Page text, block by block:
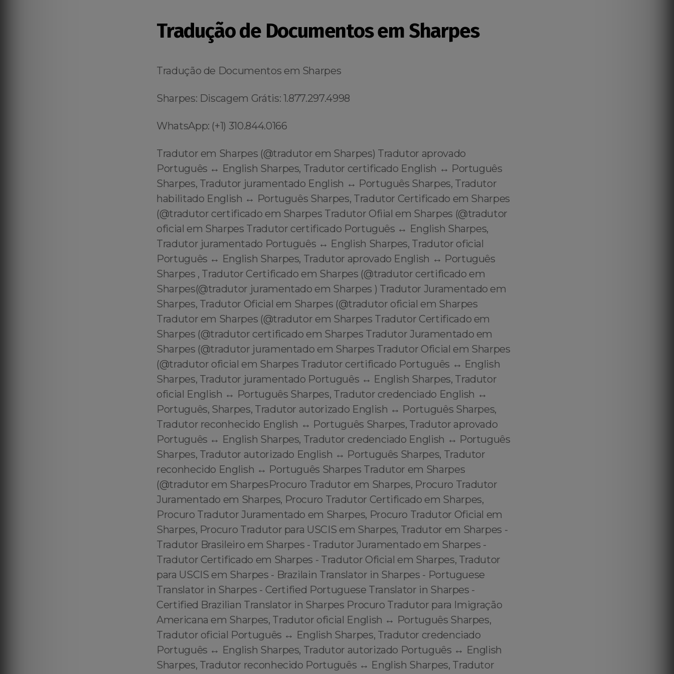
Tradução de Documentos em Sharpes
Tradução de Documentos em Sharpes
Sharpes: Discagem Grátis: 1.877.297.4998
WhatsApp: (+1) 310.844.0166
Tradutor em Sharpes (@tradutor em Sharpes) Tradutor aprovado
Português ↔️ English Sharpes, Tradutor certificado English ↔️ Português
Sharpes, Tradutor juramentado English ↔️ Português Sharpes, Tradutor
habilitado English ↔️ Português Sharpes, Tradutor Certificado em Sharpes
(@tradutor certificado em Sharpes Tradutor Ofiial em Sharpes (@tradutor
oficial em Sharpes Tradutor certificado Português ↔️ English Sharpes,
Tradutor juramentado Português ↔️ English Sharpes, Tradutor oficial
Português ↔️ English Sharpes, Tradutor aprovado English ↔️ Português
Sharpes , Tradutor Certificado em Sharpes (@tradutor certificado em
Sharpes(@tradutor juramentado em Sharpes ) Tradutor Juramentado em
Sharpes, Tradutor Oficial em Sharpes (@tradutor oficial em Sharpes
Tradutor em Sharpes (@tradutor em Sharpes Tradutor Certificado em
Sharpes (@tradutor certificado em Sharpes Tradutor Juramentado em
Sharpes (@tradutor juramentado em Sharpes Tradutor Oficial em Sharpes
(@tradutor oficial em Sharpes Tradutor certificado Português ↔️ English
Sharpes, Tradutor juramentado Português ↔️ English Sharpes, Tradutor
oficial English ↔️ Português Sharpes, Tradutor credenciado English ↔️
Português, Sharpes, Tradutor autorizado English ↔️ Português Sharpes,
Tradutor reconhecido English ↔️ Português Sharpes, Tradutor aprovado
Português ↔️ English Sharpes, Tradutor credenciado English ↔️ Português
Sharpes, Tradutor autorizado English ↔️ Português Sharpes, Tradutor
reconhecido English ↔️ Português Sharpes Tradutor em Sharpes
(@tradutor em SharpesProcuro Tradutor em Sharpes, Procuro Tradutor
Juramentado em Sharpes, Procuro Tradutor Certificado em Sharpes,
Procuro Tradutor Juramentado em Sharpes, Procuro Tradutor Oficial em
Sharpes, Procuro Tradutor para USCIS em Sharpes, Tradutor em Sharpes -
Tradutor Brasileiro em Sharpes - Tradutor Juramentado em Sharpes -
Tradutor Certificado em Sharpes - Tradutor Oficial em Sharpes, Tradutor
para USCIS em Sharpes - Brazilain Translator in Sharpes - Portuguese
Translator in Sharpes - Certified Portuguese Translator in Sharpes -
Certified Brazilian Translator in Sharpes Procuro Tradutor para Imigração
Americana em Sharpes, Tradutor oficial English ↔️ Português Sharpes,
Tradutor oficial Português ↔️ English Sharpes, Tradutor credenciado
Português ↔️ English Sharpes, Tradutor autorizado Português ↔️ English
Sharpes, Tradutor reconhecido Português ↔️ English Sharpes, Tradutor